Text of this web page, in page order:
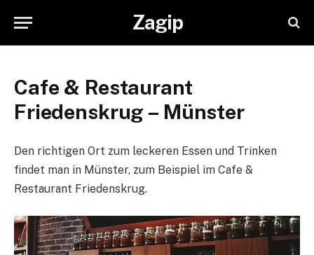
Zagip
Cafe & Restaurant
Friedenskrug – Münster
Den richtigen Ort zum leckeren Essen und Trinken
findet man in Münster, zum Beispiel im Cafe &
Restaurant Friedenskrug.